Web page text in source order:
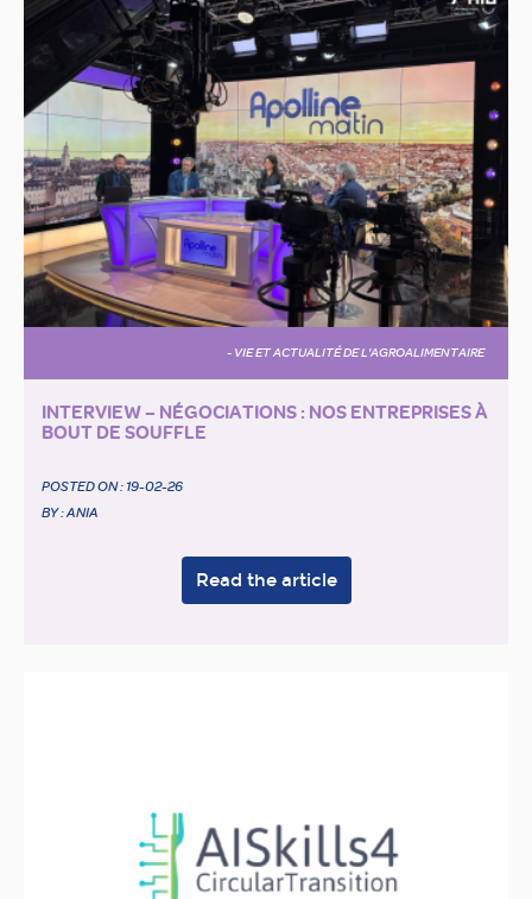
- VIE ET ACTUALITÉ DE L'AGROALIMENTAIRE
INTERVIEW – NÉGOCIATIONS : NOS ENTREPRISES À
BOUT DE SOUFFLE
POSTED ON : 19-02-26
BY : ANIA
Read the article